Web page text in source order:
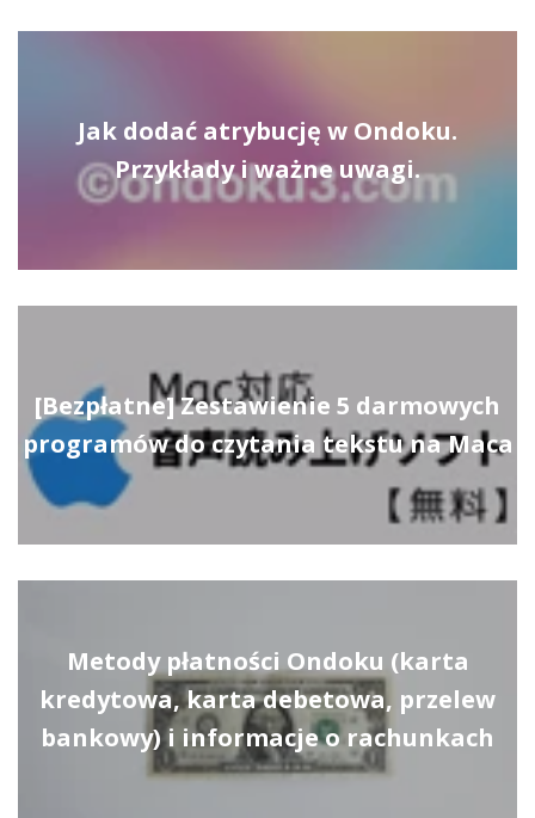
Jak dodać atrybucję w Ondoku.
Przykłady i ważne uwagi.
[Bezpłatne] Zestawienie 5 darmowych
programów do czytania tekstu na Maca
Metody płatności Ondoku (karta
kredytowa, karta debetowa, przelew
bankowy) i informacje o rachunkach